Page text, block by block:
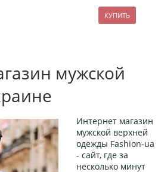
мужской
Интернет магазин
мужской верхней
одежды Fashion-ua
- сайт, где за
несколько минут